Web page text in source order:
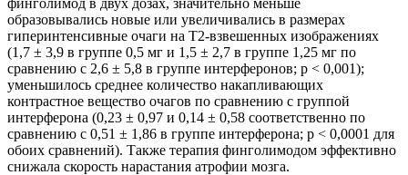
образовывались новые или увеличивались в размерах
гиперинтенсивные очаги на Т2-взвешенных изображениях
(1,7 ± 3,9 в группе 0,5 мг и 1,5 ± 2,7 в группе 1,25 мг по
сравнению с 2,6 ± 5,8 в группе интерферонов; р < 0,001);
уменьшилось среднее количество накапливающих
контрастное вещество очагов по сравнению с группой
интерферона (0,23 ± 0,97 и 0,14 ± 0,58 соответственно по
сравнению с 0,51 ± 1,86 в группе интерферона; р < 0,0001 для
обоих сравнений). Также терапия финголимодом эффективно
снижала скорость нарастания атрофии мозга.